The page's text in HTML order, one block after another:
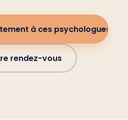
à ces psychologues
rendez-vous